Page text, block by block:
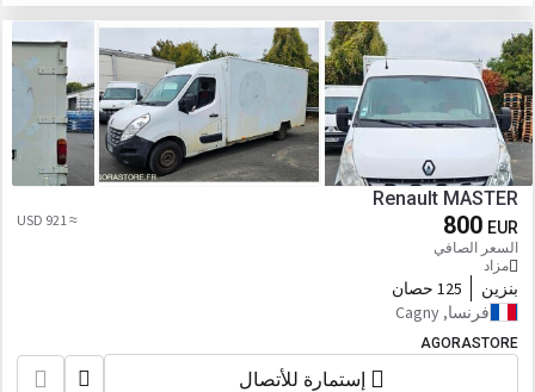
Renault MASTER
800 EUR
السعر الصافي
مزاد
≈ 921 USD
بنزين
125 حصان
فرنسا, Cagny
AGORASTORE
إستمارة للأتصال